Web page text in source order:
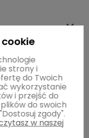
strony i
do Twoich
wykorzystanie
i przejść do
do swoich
zgody".
w naszej